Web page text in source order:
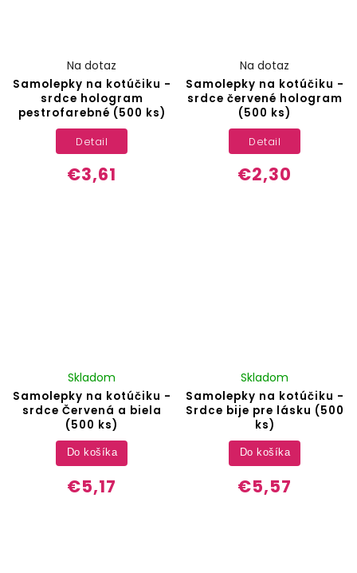
Samolepky na kotúčiku -
srdce hologram
pestrofarebné (500 ks)
Na dotaz
€3,61
Detail
Samolepky na kotúčiku -
srdce červené hologram
(500 ks)
Na dotaz
€2,30
Detail
Samolepky na kotúčiku -
srdce Červená a biela
(500 ks)
Skladom
€5,17
Do košíka
Samolepky na kotúčiku -
Srdce bije pre lásku (500
ks)
Skladom
€5,57
Do košíka